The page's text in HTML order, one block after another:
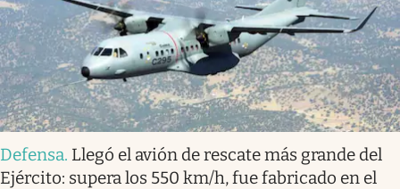
Defensa. Llegó el avión de rescate más grande del
Ejército: supera los 550 km/h, fue fabricado en el